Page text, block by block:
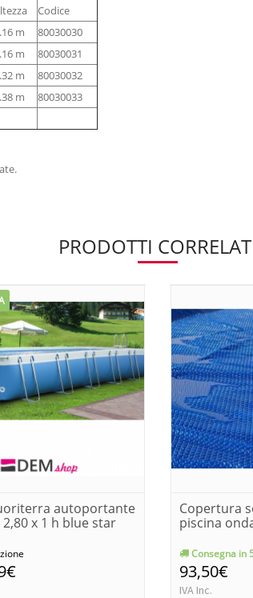
Codice
m
80030030
m
80030031
m
80030032
m 80030033
PRODOTTI
autoportante
x 1 h blue star
Copertura
piscina
Consegna in
93,50€
IVA Inc.